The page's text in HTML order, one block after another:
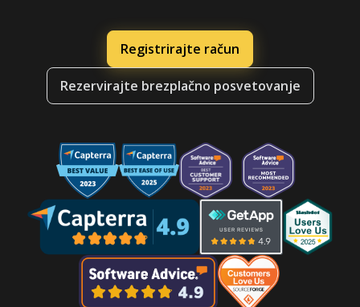
Registrirajte račun
Rezervirajte brezplačno posvetovanje